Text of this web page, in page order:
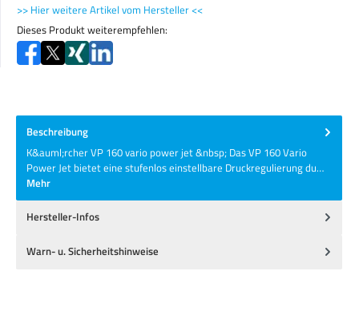
>> Hier weitere Artikel vom Hersteller <<
Dieses Produkt weiterempfehlen:
Beschreibung
K&auml;rcher VP 160 vario power jet &nbsp; Das VP 160 Vario
Power Jet bietet eine stufenlos einstellbare Druckregulierung du…
Mehr
Hersteller-Infos
Warn- u. Sicherheitshinweise